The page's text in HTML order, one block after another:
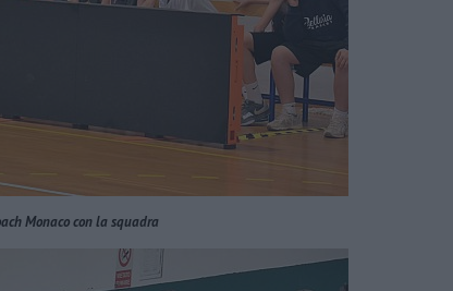
Monaco con la squadra